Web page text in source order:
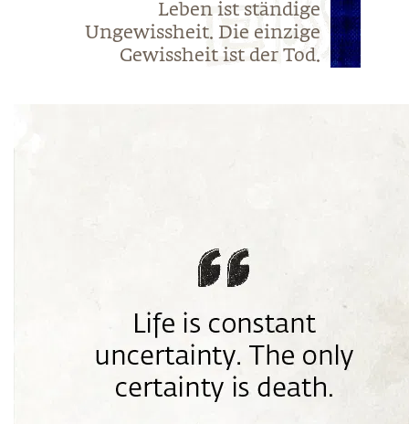
Leben ist ständige
Ungewissheit. Die einzige
Gewissheit ist der Tod.